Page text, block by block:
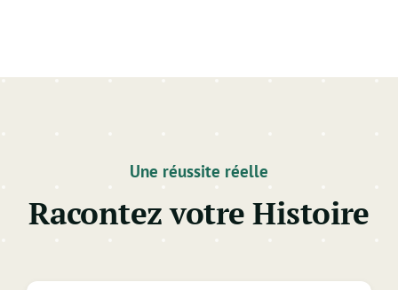
Une réussite réelle
Racontez votre Histoire